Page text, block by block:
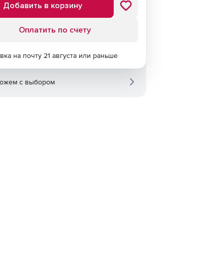
Добавить в корзину
Оплатить по счету
на почту 21 августа или раньше
с выбором